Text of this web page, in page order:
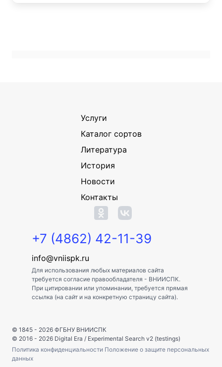
Услуги
Каталог сортов
Литература
История
Новости
Контакты
+7 (4862) 42-11-39
info@vniispk.ru
Для использования любых материалов сайта
требуется согласие правообладателя - ВНИИСПК.
При цитировании или упоминании, требуется прямая
ссылка (на сайт и на конкретную страницу сайта).
© 1845 - 2026 ФГБНУ ВНИИСПК
© 2016 - 2026 Digital Era / Experimental Search v2 (testings)
Политика конфиденциальности Положение о защите персональных
данных